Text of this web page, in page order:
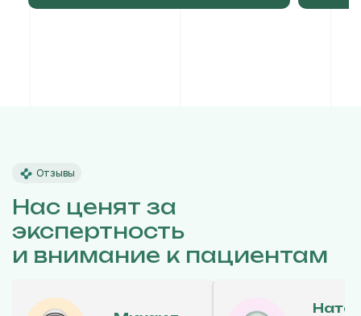
Отзывы
Нас ценят за
экспертность
и внимание к пациентам